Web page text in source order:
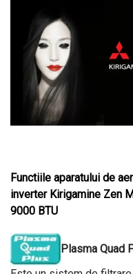
Functiile aparatului de
inverter Kirigamine Zen
9000 BTU
Plasma Quad